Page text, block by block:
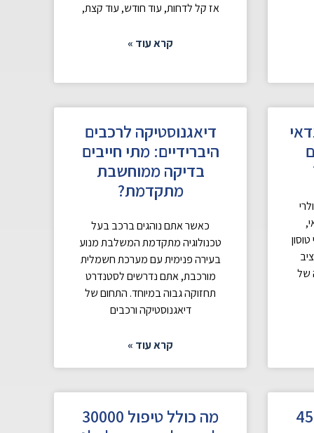
אז קל לדחות, עוד חודש, עוד קצת,
קרא עוד »
של
דיאגנוסטיקה לרכבים
היברידיים: מתי חייבים
בדיקה ממוחשבת
מתקדמת?
כאשר אתם נוהגים ברכב בעל
טכנולוגיה מתקדמת המשלבת מנוע
בעירה פנימית עם מערכת חשמלית
מורכבת, אתם נדרשים לסטנדרט
תחזוקה גבוה במיוחד. התחום של
דיאגנוסטיקה ורכבים
קרא עוד »
45000
מה כולל טיפול 30000